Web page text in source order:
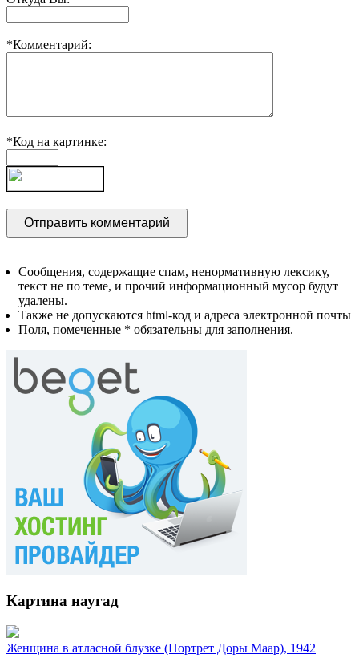
*Комментарий:
*Код на картинке:
Сообщения, содержащие спам, ненормативную лексику,
текст не по теме, и прочий информационный мусор будут
удалены.
Также не допускаются html-код и адреса электронной почты
Поля, помеченные * обязательны для заполнения.
Картина наугад
Женщина в атласной блузке (Портрет Доры Маар), 1942